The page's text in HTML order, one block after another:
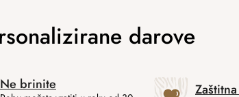
Ne brinite